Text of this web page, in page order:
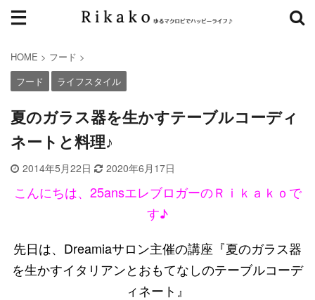
HOME > フード >
フード
ライフスタイル
夏のガラス器を生かすテーブルコーディ
ネートと料理♪
2014年5月22日 2020年6月17日
こんにちは、25ansエレブロガーのＲｉｋａｋｏで
す♪
先日は、Dreamiaサロン主催の講座『夏のガラス器
を生かすイタリアンとおもてなしのテーブルコーデ
ィネート』